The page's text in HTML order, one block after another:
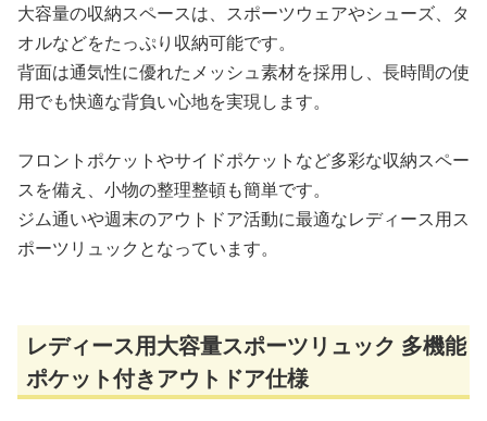
大容量の収納スペースは、スポーツウェアやシューズ、タ
オルなどをたっぷり収納可能です。
背面は通気性に優れたメッシュ素材を採用し、長時間の使
用でも快適な背負い心地を実現します。
フロントポケットやサイドポケットなど多彩な収納スペー
スを備え、小物の整理整頓も簡単です。
ジム通いや週末のアウトドア活動に最適なレディース用ス
ポーツリュックとなっています。
レディース用大容量スポーツリュック 多機能
ポケット付きアウトドア仕様